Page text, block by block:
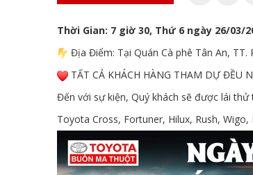
Thời Gian: 7 giờ 30, Thứ 6 ngày 26/03/
Địa Điểm: Tại Quán Cà phê Tân An,
TẤT CẢ KHÁCH HÀNG THAM DỰ ĐỀU
Đến với sự kiện, Quý khách sẽ được lái
Toyota Cross, Fortuner, Hilux, Rush,